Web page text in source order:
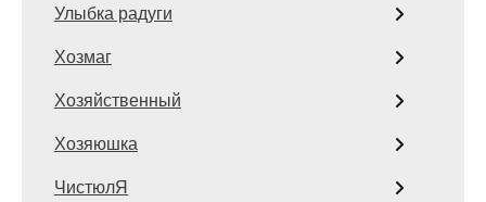
Улыбка радуги
Хозмаг
Хозяйственный
Хозяюшка
ЧистюлЯ